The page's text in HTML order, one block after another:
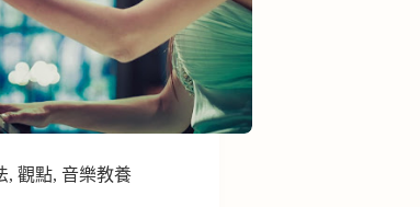
, 觀點, 音樂教養